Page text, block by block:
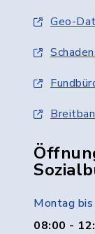
Geo-
Montag
08:00 -